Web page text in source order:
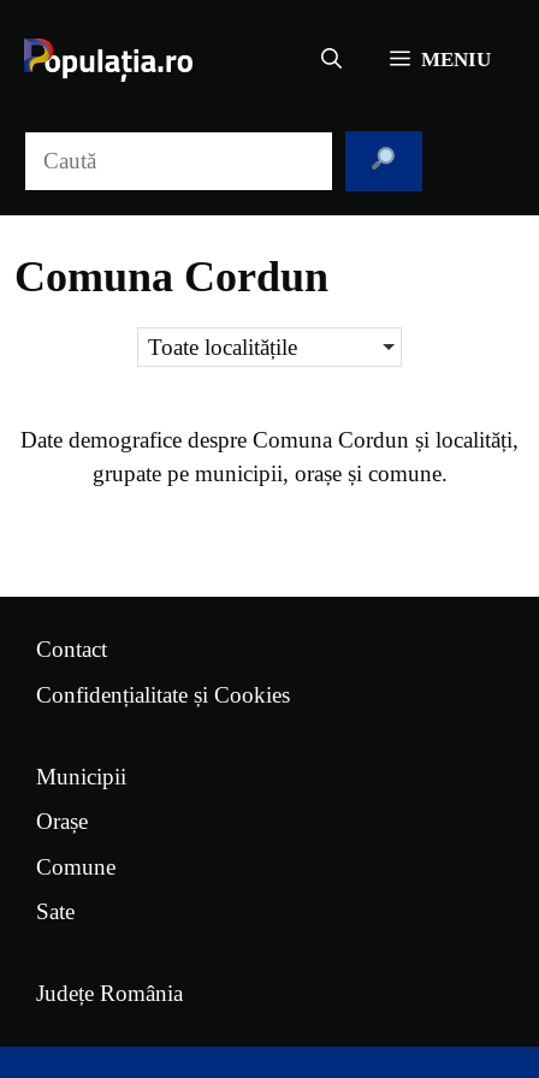
conținut
MENIU
Comuna Cordun
Toate localitățile
Date demografice despre Comuna Cordun și localități,
grupate pe municipii, orașe și comune.
Contact
Confidențialitate și Cookies
Municipii
Orașe
Comune
Sate
Județe România